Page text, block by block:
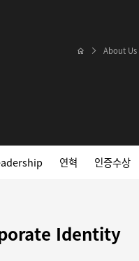
About Us
연혁 인증수상
Identity